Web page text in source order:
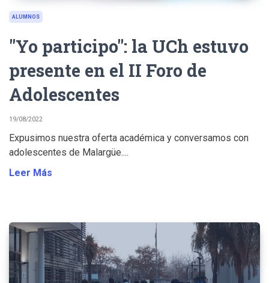
ALUMNOS
"Yo participo": la UCh estuvo
presente en el II Foro de
Adolescentes
19/08/2022
Expusimos nuestra oferta académica y conversamos con
adolescentes de Malargüe....
Leer Más